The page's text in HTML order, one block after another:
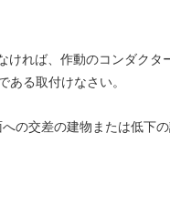
ければ、作動のコンダク
る取付けなさい。
の交差の建物または低下